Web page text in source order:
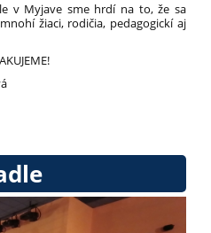
v Myjave sme hrdí na to, že sa
žiaci, rodičia, pedagogickí aj